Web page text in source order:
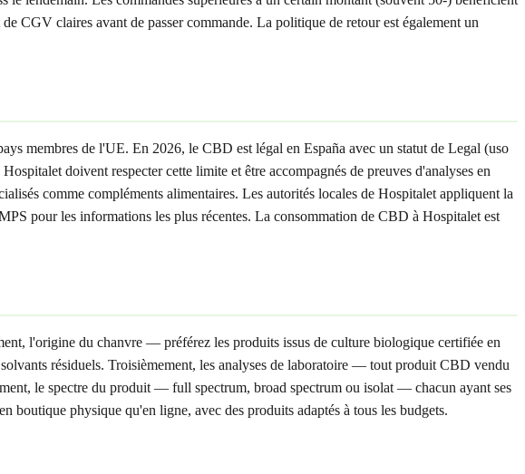
CGV claires avant de passer commande. La politique de retour est également un
membres de l'UE. En 2026, le CBD est légal en España avec un statut de Legal (uso
doivent respecter cette limite et être accompagnés de preuves d'analyses en
comme compléments alimentaires. Les autorités locales de Hospitalet appliquent la
pour les informations les plus récentes. La consommation de CBD à Hospitalet est
l'origine du chanvre — préférez les produits issus de culture biologique certifiée en
résiduels. Troisièmement, les analyses de laboratoire — tout produit CBD vendu
le spectre du produit — full spectrum, broad spectrum ou isolat — chacun ayant ses
boutique physique qu'en ligne, avec des produits adaptés à tous les budgets.